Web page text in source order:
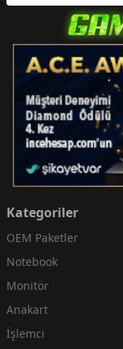
Kategoriler
OEM Paketler
Notebook
Monitör
Anakart
İşlemci